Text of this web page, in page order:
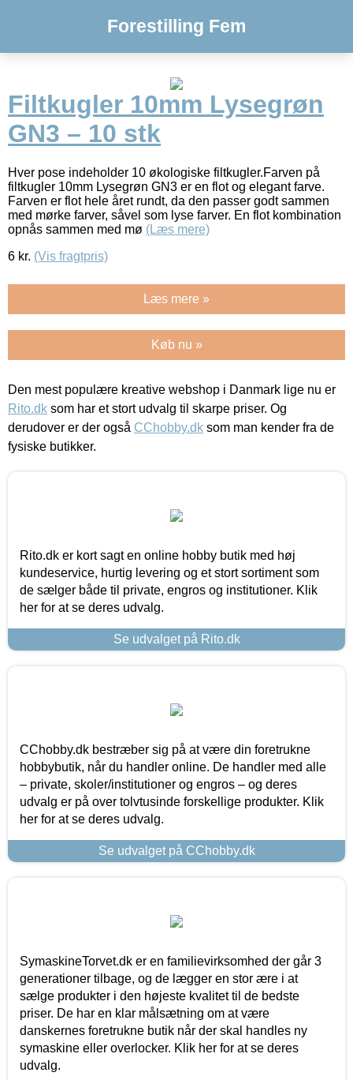
Forestilling Fem
Filtkugler 10mm Lysegrøn
GN3 – 10 stk
Hver pose indeholder 10 økologiske filtkugler.Farven på
filtkugler 10mm Lysegrøn GN3 er en flot og elegant farve.
Farven er flot hele året rundt, da den passer godt sammen
med mørke farver, såvel som lyse farver. En flot kombination
opnås sammen med mø (Læs mere)
6 kr. (Vis fragtpris)
Læs mere »
Køb nu »
Den mest populære kreative webshop i Danmark lige nu er
Rito.dk som har et stort udvalg til skarpe priser. Og
derudover er der også CChobby.dk som man kender fra de
fysiske butikker.
Rito.dk er kort sagt en online hobby butik med høj
kundeservice, hurtig levering og et stort sortiment som
de sælger både til private, engros og institutioner. Klik
her for at se deres udvalg.
Se udvalget på Rito.dk
CChobby.dk bestræber sig på at være din foretrukne
hobbybutik, når du handler online. De handler med alle
– private, skoler/institutioner og engros – og deres
udvalg er på over tolvtusinde forskellige produkter. Klik
her for at se deres udvalg.
Se udvalget på CChobby.dk
SymaskineTorvet.dk er en familievirksomhed der går 3
generationer tilbage, og de lægger en stor ære i at
sælge produkter i den højeste kvalitet til de bedste
priser. De har en klar målsætning om at være
danskernes foretrukne butik når der skal handles ny
symaskine eller overlocker. Klik her for at se deres
udvalg.